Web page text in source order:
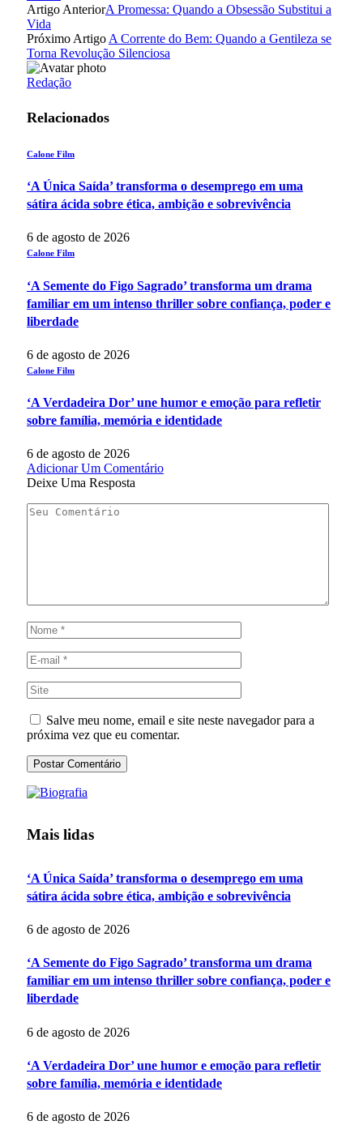
Artigo AnteriorA Promessa: Quando a Obsessão Substitui a
Vida
Próximo Artigo A Corrente do Bem: Quando a Gentileza se
Torna Revolução Silenciosa
Redação
Relacionados
Calone Film
‘A Única Saída’ transforma o desemprego em uma
sátira ácida sobre ética, ambição e sobrevivência
6 de agosto de 2026
Calone Film
‘A Semente do Figo Sagrado’ transforma um drama
familiar em um intenso thriller sobre confiança, poder e
liberdade
6 de agosto de 2026
Calone Film
‘A Verdadeira Dor’ une humor e emoção para refletir
sobre família, memória e identidade
6 de agosto de 2026
Adicionar Um Comentário
Deixe Uma Resposta
Salve meu nome, email e site neste navegador para a
próxima vez que eu comentar.
Mais lidas
‘A Única Saída’ transforma o desemprego em uma
sátira ácida sobre ética, ambição e sobrevivência
6 de agosto de 2026
‘A Semente do Figo Sagrado’ transforma um drama
familiar em um intenso thriller sobre confiança, poder e
liberdade
6 de agosto de 2026
‘A Verdadeira Dor’ une humor e emoção para refletir
sobre família, memória e identidade
6 de agosto de 2026